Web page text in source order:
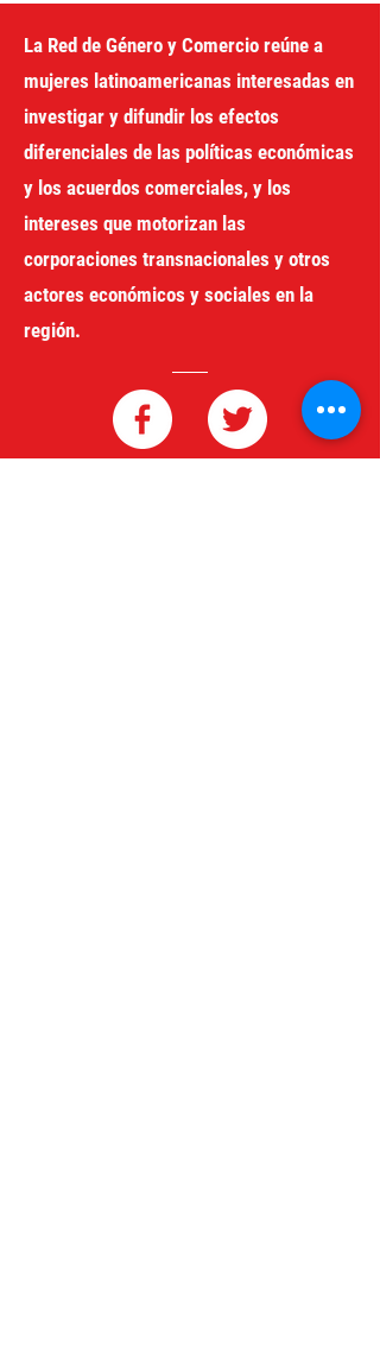
La Red de Género y Comercio reúne a
mujeres latinoamericanas interesadas en
investigar y difundir los efectos
diferenciales de las políticas económicas
y los acuerdos comerciales, y los
intereses que motorizan las
corporaciones transnacionales y otros
actores económicos y sociales en la
región.